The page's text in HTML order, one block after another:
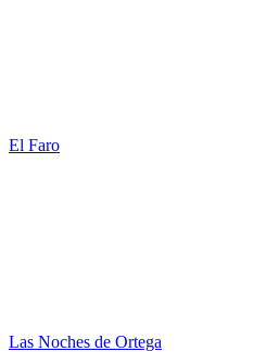
El Faro
Las Noches de Ortega